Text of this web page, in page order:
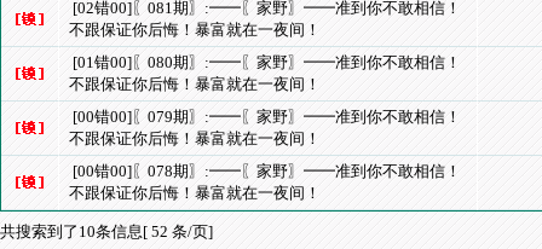
[02错00]〖081期〗:━━〖家野〗━━准到你不敢相信！
不跟保证你后悔！暴富就在一夜间！
[01错00]〖080期〗:━━〖家野〗━━准到你不敢相信！
不跟保证你后悔！暴富就在一夜间！
[00错00]〖079期〗:━━〖家野〗━━准到你不敢相信！
不跟保证你后悔！暴富就在一夜间！
[00错00]〖078期〗:━━〖家野〗━━准到你不敢相信！
不跟保证你后悔！暴富就在一夜间！
共搜索到了10条信息[ 52 条/页]